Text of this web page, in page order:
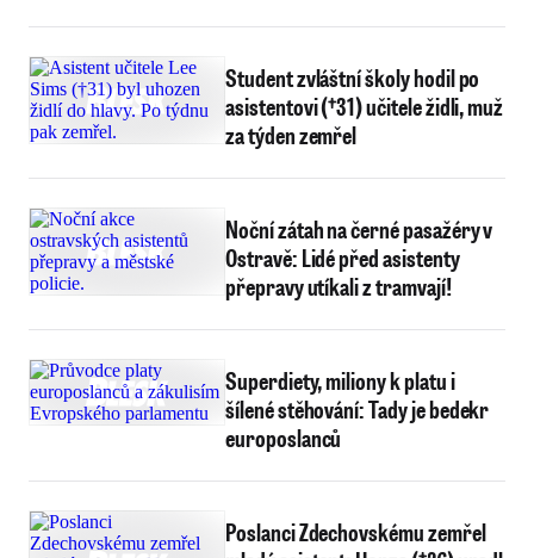
Student zvláštní školy hodil po
asistentovi (†31) učitele židli, muž
za týden zemřel
Noční zátah na černé pasažéry v
Ostravě: Lidé před asistenty
přepravy utíkali z tramvají!
Superdiety, miliony k platu i
šílené stěhování: Tady je bedekr
europoslanců
Poslanci Zdechovskému zemřel